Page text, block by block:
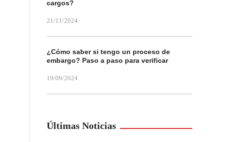
cargos?
21/11/2024
¿Cómo saber si tengo un proceso de
embargo? Paso a paso para verificar
19/09/2024
Últimas Noticias